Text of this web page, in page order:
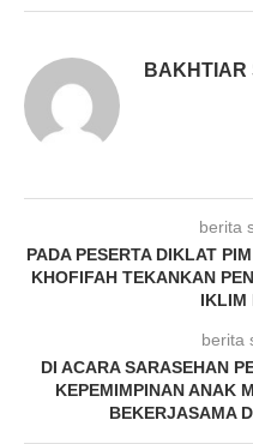
BAKHTIAR
berita
PADA PESERTA DIKLAT
KHOFIFAH TEKANKAN
IKLIM
berita
DI ACARA SARASEHAN
KEPEMIMPINAN ANAK
BEKERJASAMA